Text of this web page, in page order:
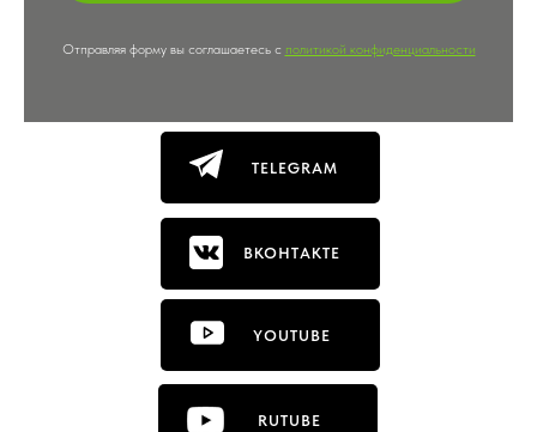
Отправляя форму вы соглашаетесь с политикой конфиденциальности
TELEGRAM
YOUTUBE
ВКОНТАКТЕ
RUTUBE